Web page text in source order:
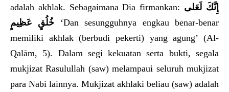
adalah akhlak. Sebagaimana Dia firmankan: إِنَّكَ لَعَلى
خُلُقٍ عَظِيمٍ ‘Dan sesungguhnya engkau benar-benar
memiliki akhlak (berbudi pekerti) yang agung’ (Al-
Qalām, 5). Dalam segi kekuatan serta bukti, segala
mukjizat Rasulullah (saw) melampaui seluruh mukjizat
para Nabi lainnya. Mukjizat akhlaki beliau (saw) adalah